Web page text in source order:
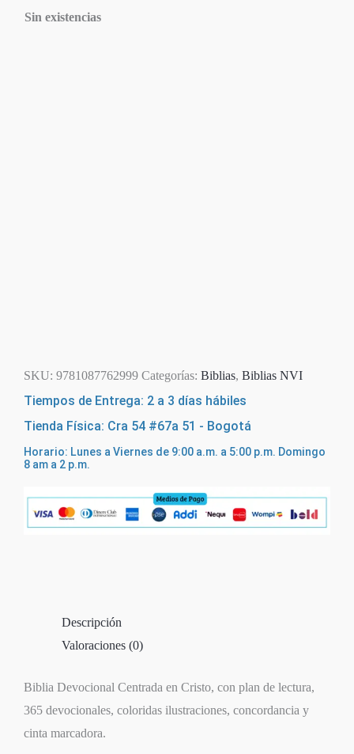
Sin existencias
SKU: 9781087762999 Categorías: Biblias, Biblias NVI
Tiempos de Entrega: 2 a 3 días hábiles
Tienda Física: Cra 54 #67a 51 - Bogotá
Horario: Lunes a Viernes de 9:00 a.m. a 5:00 p.m. Domingo
8 am a 2 p.m.
Descripción
Valoraciones (0)
Biblia Devocional Centrada en Cristo, con plan de lectura,
365 devocionales, coloridas ilustraciones, concordancia y
cinta marcadora.